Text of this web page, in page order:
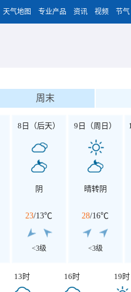
天气地图 专业产品 资讯 视频 节气
周末
8日（后天）
阴
23/13℃
<3级
9日（周日）
晴转阴
28/16℃
<3级
13时 16时 19时